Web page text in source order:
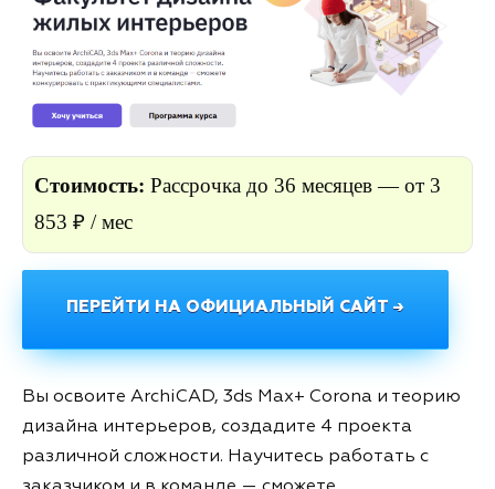
Стоимость: Рассрочка до 36 месяцев — от 3
853 ₽ / мес
ПЕРЕЙТИ НА ОФИЦИАЛЬНЫЙ САЙТ →
Вы освоите ArchiCAD, 3ds Max+ Corona и теорию
дизайна интерьеров, создадите 4 проекта
различной сложности. Научитесь работать с